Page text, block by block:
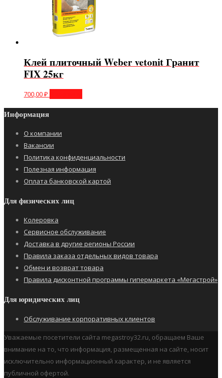
Клей плиточный Weber vetonit Гранит
FIX 25кг
700,00₽
Информация
О компании
Вакансии
Политика конфиденциальности
Полезная информация
Оплата банковской картой
Для физических лиц
Колеровка
Сервисное обслуживание
Доставка в другие регионы России
Правила заказа отдельных видов товара
Обмен и возврат товара
Правила дисконтной программы гипермаркета «Мегастрой»
Для юридических лиц
Обслуживание корпоративных клиентов
Уважаемые посетители сайта megastroy32.ru, обращаем Ваше
внимание на то, что информация, размещенная на сайте, носит
исключительно информационный характер, и не является
публичной офертой.